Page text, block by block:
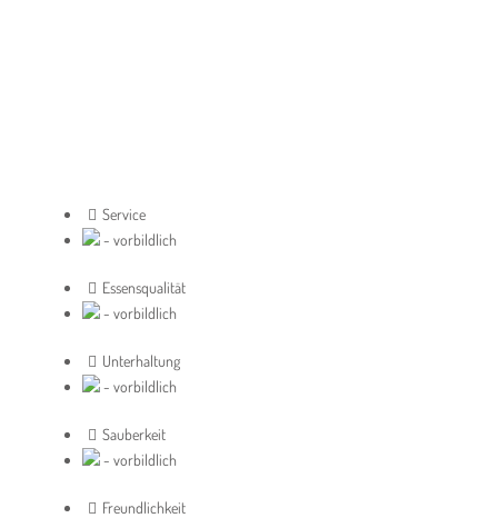
Service
- vorbildlich
Essensqualität
- vorbildlich
Unterhaltung
- vorbildlich
Sauberkeit
- vorbildlich
Freundlichkeit